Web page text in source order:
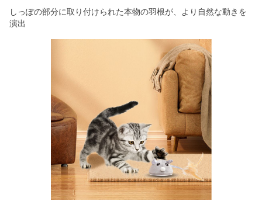
しっぽの部分に取り付けられた本物の羽根が、より自然な動きを
演出